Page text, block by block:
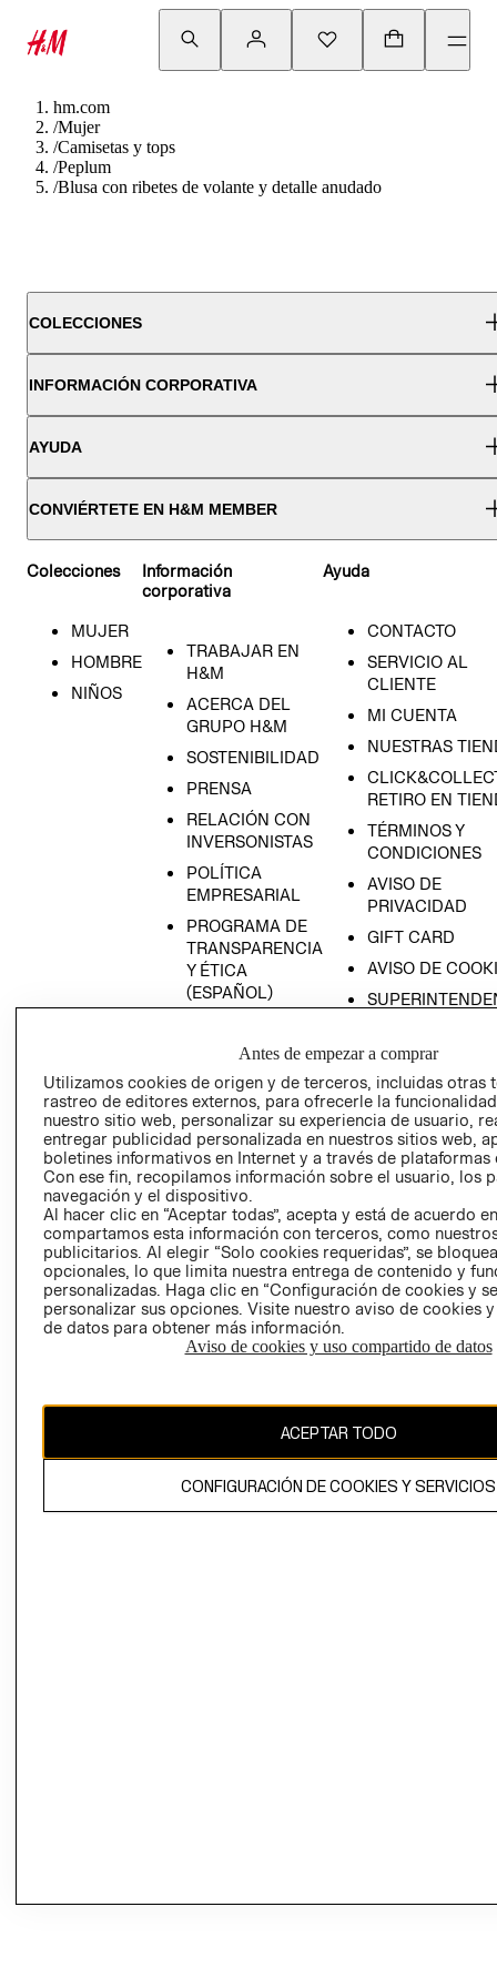
hm.com
/Mujer
/Camisetas y tops
/Peplum
/Blusa con ribetes de volante y detalle anudado
COLECCIONES
INFORMACIÓN CORPORATIVA
AYUDA
CONVIÉRTETE EN H&M MEMBER
Colecciones
MUJER
HOMBRE
NIÑOS
Información
corporativa
TRABAJAR EN
H&M
ACERCA DEL
GRUPO H&M
SOSTENIBILIDAD
PRENSA
RELACIÓN CON
INVERSONISTAS
POLÍTICA
EMPRESARIAL
PROGRAMA DE
TRANSPARENCIA
Y ÉTICA
(ESPAÑOL)
TRANSPARENCIA
Ayuda
CONTACTO
SERVICIO AL
CLIENTE
MI CUENTA
NUESTRAS
RETIRO EN
TÉRMINOS Y
CONDICIONES
AVISO DE
PRIVACIDAD
GIFT CARD
AVISO DE
PETICIONES
QUEJAS Y
RECLAMOS
Colombia ($)
CAMBIAR REGIÓN
El contenido de esta página web está protegido por copyright y es
propiedad de H&M Hennes & Mauritz AB.
Antes de empezar a comprar
Utilizamos cookies de origen y de terceros, incluidas otras
rastreo de editores externos, para ofrecerle la
nuestro sitio web, personalizar su experiencia de usuario,
entregar publicidad personalizada en nuestros sitios web,
boletines informativos en Internet y a través de plataformas
Con ese fin, recopilamos información sobre el usuario, los
navegación y el dispositivo.
Al hacer clic en “Aceptar todas”, acepta y está de acuerdo
compartamos esta información con terceros, como
publicitarios. Al elegir “Solo cookies requeridas”, se
opcionales, lo que limita nuestra entrega de contenido y
personalizadas. Haga clic en “Configuración de cookies y
personalizar sus opciones. Visite nuestro aviso de cookies
de datos para obtener más información.
Aviso de cookies y uso compartido de datos
ACEPTAR TODO
CONFIGURACIÓN DE COOKIES Y SERVICIOS